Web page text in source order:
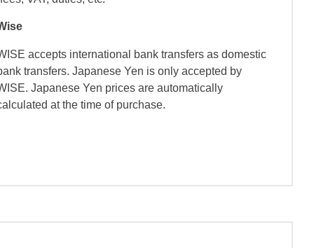
accepts international bank transfers as domestic
transfers. Japanese Yen is only accepted by
Japanese Yen prices are automatically
at the time of purchase.